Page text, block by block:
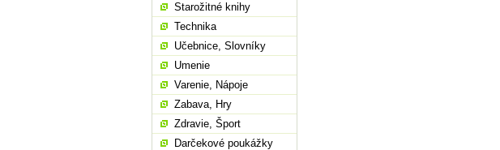
Starožitné knihy
Technika
Učebnice, Slovníky
Umenie
Varenie, Nápoje
Zabava, Hry
Zdravie, Šport
Darčekové poukážky